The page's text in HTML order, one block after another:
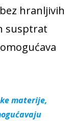
hranljivih
susptrat
materije,